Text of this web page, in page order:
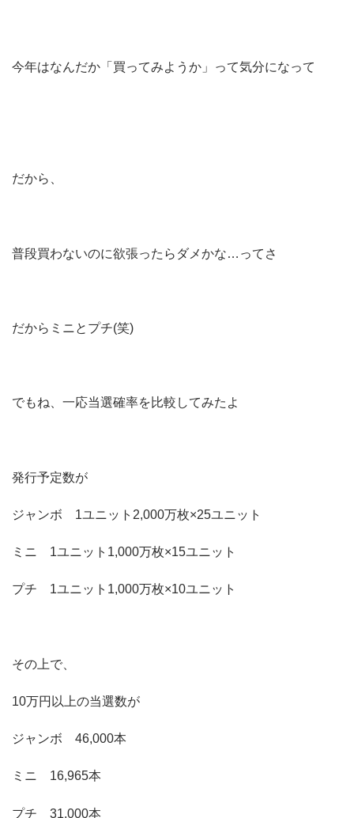
今年はなんだか「買ってみようか」って気分になって
だから、
普段買わないのに欲張ったらダメかな…ってさ
だからミニとプチ(笑)
でもね、一応当選確率を比較してみたよ
発行予定数が
ジャンボ 1ユニット2,000万枚×25ユニット
ミニ 1ユニット1,000万枚×15ユニット
プチ 1ユニット1,000万枚×10ユニット
その上で、
10万円以上の当選数が
ジャンボ 46,000本
ミニ 16,965本
プチ 31,000本